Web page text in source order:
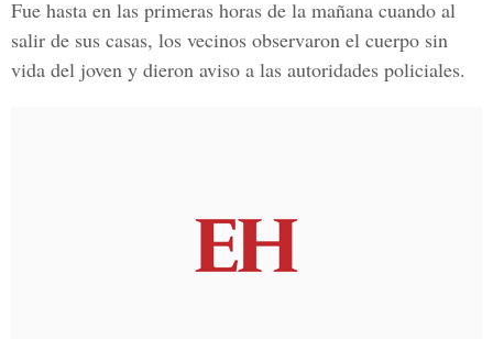
Fue hasta en las primeras horas de la mañana cuando al
salir de sus casas, los vecinos observaron el cuerpo sin
vida del joven y dieron aviso a las autoridades policiales.